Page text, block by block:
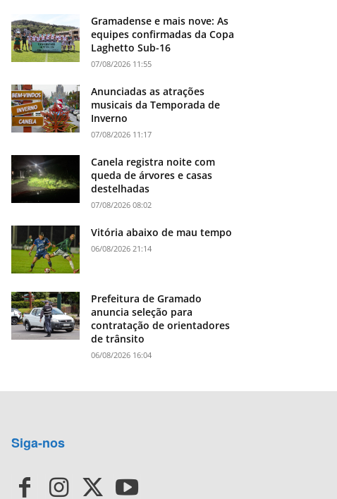
Gramadense e mais nove: As
equipes confirmadas da Copa
Laghetto Sub-16
07/08/2026 11:55
Anunciadas as atrações
musicais da Temporada de
Inverno
07/08/2026 11:17
Canela registra noite com
queda de árvores e casas
destelhadas
07/08/2026 08:02
Vitória abaixo de mau tempo
06/08/2026 21:14
Prefeitura de Gramado
anuncia seleção para
contratação de orientadores
de trânsito
06/08/2026 16:04
Siga-nos